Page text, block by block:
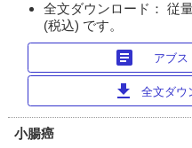
全文ダウンロード： 従
(税込) です。
article アブス
download 全文ダウ
小腸癌